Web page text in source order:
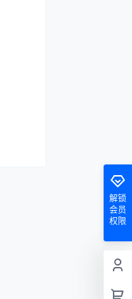
解锁
会员
权限